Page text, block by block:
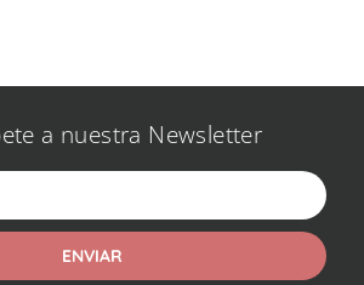
a nuestra Newsletter
ENVIAR